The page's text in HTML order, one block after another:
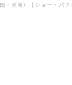
・天満） ショー・パフ